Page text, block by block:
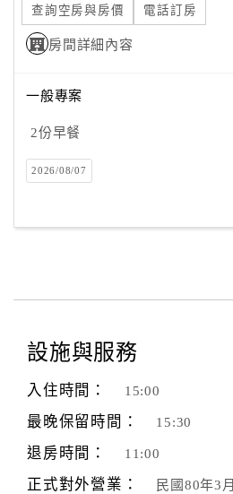
查詢空房與房價 電話訂房
房間詳細內容
一般專案
2份早餐
2026/08/07
設施與服務
入住時間： 15:00
最晚保留時間： 15:30
退房時間： 11:00
正式對外營業： 民國80年3月